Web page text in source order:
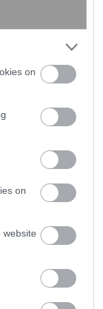
on
on
website